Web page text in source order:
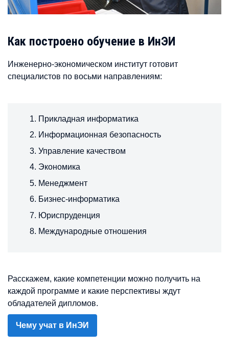
Как построено обучение в ИнЭИ
Инженерно-экономическом институт готовит
специалистов по восьми направлениям:
Прикладная информатика
Информационная безопасность
Управление качеством
Экономика
Менеджмент
Бизнес-информатика
Юриспруденция
Международные отношения
Расскажем, какие компетенции можно получить на
каждой программе и какие перспективы ждут
обладателей дипломов.
Чему учат в ИнЭИ